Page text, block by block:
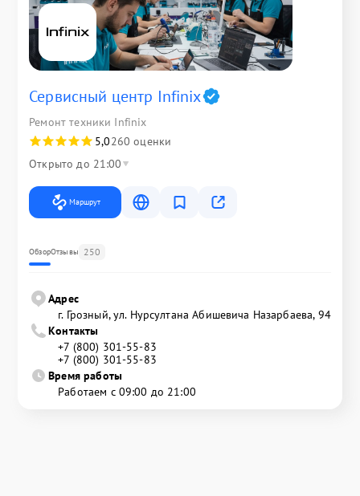
Сервисный центр Infinix
Ремонт техники Infinix
5,0260 оценки
Открыто до 21:00
Маршрут
ОбзорОтзывы 250
Адрес
г. Грозный, ул. Нурсултана Абишевича Назарбаева, 94
Контакты
+7 (800) 301-55-83
+7 (800) 301-55-83
Время работы
Работаем с 09:00 до 21:00